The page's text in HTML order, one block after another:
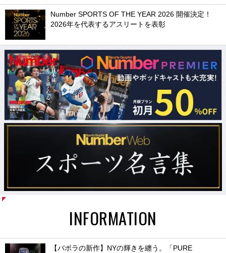
Number SPORTS OF THE YEAR 2026 開催決定！
2026年を代表するアスリートを表彰
INFORMATION
【バボラの新作】NYの輝きを纏う。「PURE